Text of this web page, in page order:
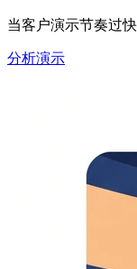
当客户演示节奏过
分析演示